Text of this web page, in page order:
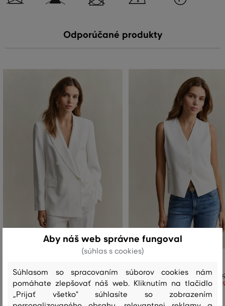
Odporúčané produkty
529, 90 €
370,90 €
Dostupné veľkosti:
36, 38, 40
Dostupné veľkosti:
34
Aby náš web správne fungoval
(súhlas s cookies)
Súhlasom so spracovaním súborov cookies nám
pomáhate zlepšovať náš web. Kliknutím na tlačidlo
„Prijať všetko" súhlasíte so zobrazením